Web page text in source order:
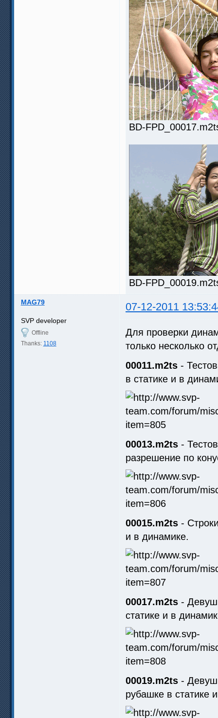
BD-
BD-
MAG79 07-12-2011
SVP developer
Offline
Thanks: 1108
Для проверки
только несколько
00011.m2ts -
в статике и в
00013.m2ts -
разрешение по
00015.m2ts -
и в динамике.
00017.m2ts -
статике и в
00019.m2ts -
рубашке в статике